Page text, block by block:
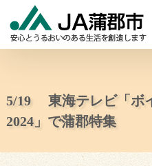
5/19 東海テレビ「ボ
2024」で蒲郡特集